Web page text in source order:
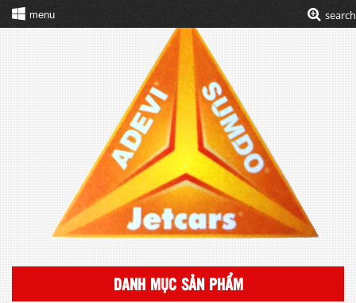
menu search
DANH MỤC SẢN PHẨM